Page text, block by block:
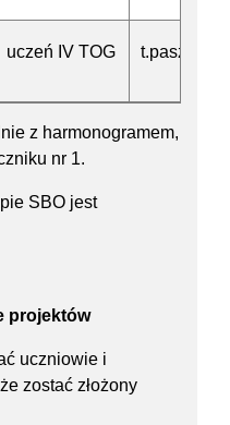
uczeń IV TOG
z harmonogramem,
nr 1.
SBO jest
projektów
uczniowie i
zostać złożony